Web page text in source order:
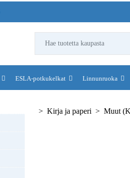
ESLA-potkukelkat Linnunruoka
Kirja ja paperi Muut